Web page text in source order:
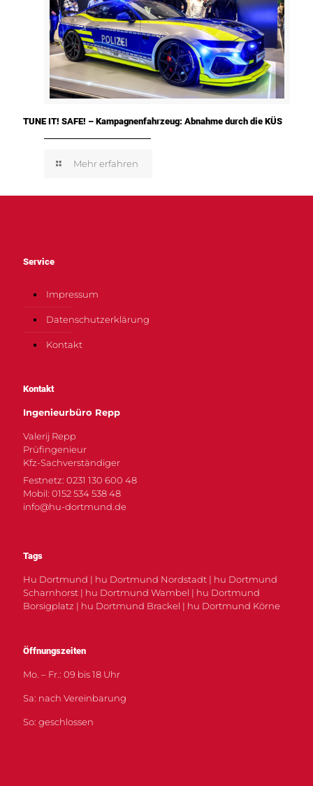
TUNE IT! SAFE! – Kampagnenfahrzeug: Abnahme durch die KÜS
Mehr erfahren
Service
Impressum
Datenschutzerklärung
Kontakt
Kontakt
Ingenieurbüro Repp
Valerij Repp
Prüfingenieur
Kfz-Sachverständiger
Festnetz: 0231 130 600 48
Mobil: 0152 534 538 48
info@hu-dortmund.de
Tags
Hu Dortmund | hu Dortmund Nordstadt | hu Dortmund
Scharnhorst | hu Dortmund Wambel | hu Dortmund
Borsigplatz | hu Dortmund Brackel | hu Dortmund Körne
Öffnungszeiten
Mo. – Fr.: 09 bis 18 Uhr
Sa: nach Vereinbarung
So: geschlossen